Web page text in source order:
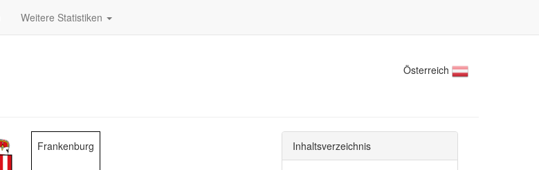
Weitere Statistiken
Österreich
Frankenburg Inhaltsverzeichnis